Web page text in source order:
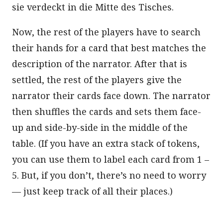
sie verdeckt in die Mitte des Tisches.
Now, the rest of the players have to search
their hands for a card that best matches the
description of the narrator. After that is
settled, the rest of the players give the
narrator their cards face down. The narrator
then shuffles the cards and sets them face-
up and side-by-side in the middle of the
table. (If you have an extra stack of tokens,
you can use them to label each card from 1 –
5. But, if you don’t, there’s no need to worry
— just keep track of all their places.)